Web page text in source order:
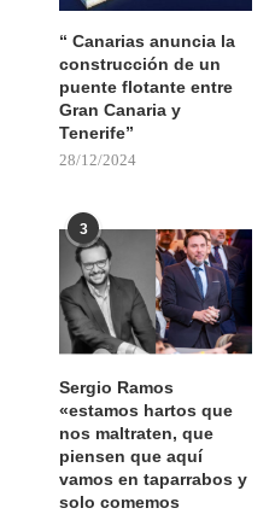
“ Canarias anuncia la
construcción de un
puente flotante entre
Gran Canaria y
Tenerife”
28/12/2024
3
Sergio Ramos
«estamos hartos que
nos maltraten, que
piensen que aquí
vamos en taparrabos y
solo comemos